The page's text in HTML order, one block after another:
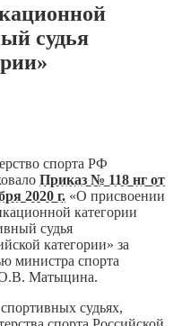
судья
спорта РФ
Приказ № 118 нг от
2020 г.«О присвоении
категории
судья
категории» за
министра спорта
Матыцина.
судьях,